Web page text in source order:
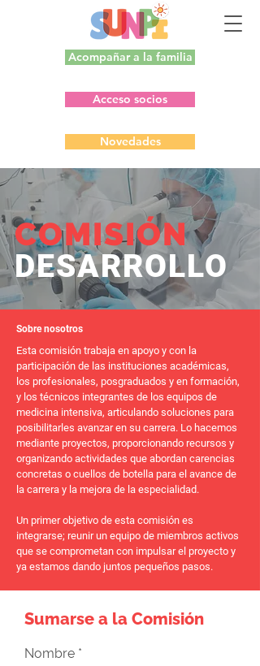
Acompañar a la familia
Acceso socios
Novedades
COMISIÓN
DESARROLLO
Sobre nosotros
Esta comisión trabaja en apoyo y con la
participación de las instituciones académicas,
los profesionales, posgraduados y en formación,
y los técnicos integrantes de los equipos de
medicina intensiva, articulando soluciones para
posibilitarles avanzar en su carrera. Lo hacemos
mediante proyectos, proporcionando recursos y
organizando actividades que abordan carencias
concretas o cuellos de botella para el avance de
la carrera y la mejora de la especialidad.
Un primer objetivo de esta comisión es
integrarse; reunir un equipo de miembros activos
que se comprometan con impulsar el proyecto y
ya estamos dando juntos pequeños pasos.
Sumarse a la Comisión
Nombre